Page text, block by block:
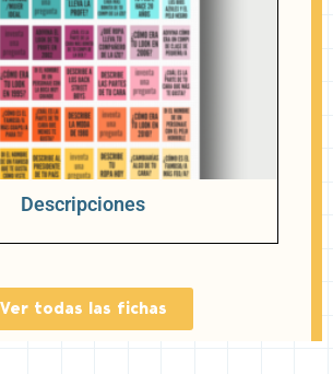
Descripciones
Ver todas las fichas